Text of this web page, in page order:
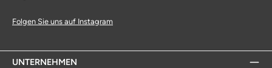
Folgen Sie uns auf Instagram
UNTERNEHMEN